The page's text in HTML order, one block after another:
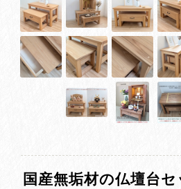
国産無垢材の仏壇台